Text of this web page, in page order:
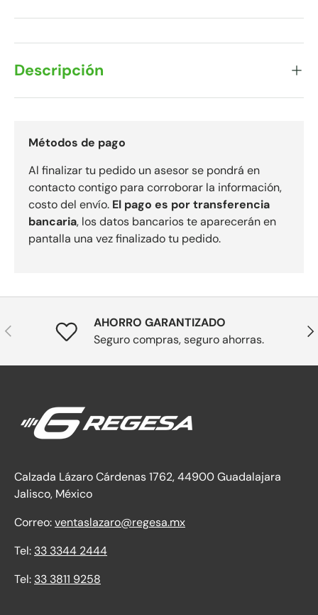
Descripción
Métodos de pago
Al finalizar tu pedido un asesor se pondrá en
contacto contigo para corroborar la información,
costo del envío. El pago es por transferencia
bancaria, los datos bancarios te aparecerán en
pantalla una vez finalizado tu pedido.
Anterior
AHORRO GARANTIZADO
Seguro compras, seguro ahorras.
Calzada Lázaro Cárdenas 1762, 44900 Guadalajara
Jalisco, México
Correo:ventaslazaro@regesa.mx
Tel: 33 3344 2444
Tel: 33 3811 9258